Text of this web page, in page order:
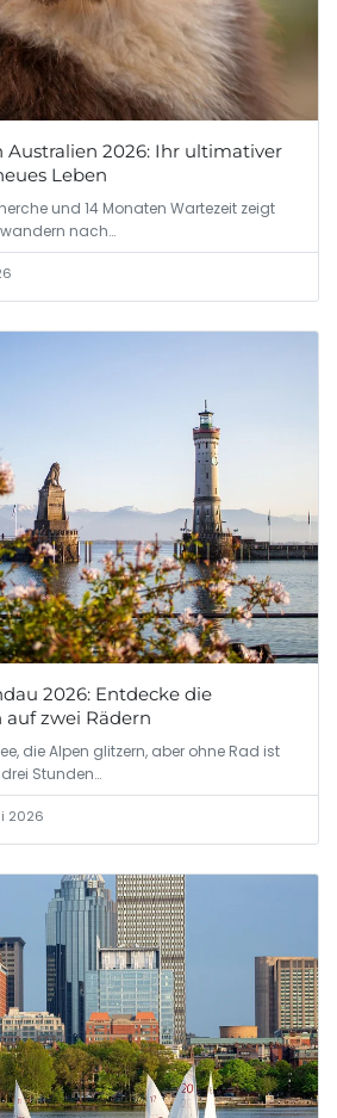
Australien 2026: Ihr ultimativer
Leben
und 14 Monaten Wartezeit zeigt
nach…
2026: Entdecke die
zwei Rädern
die Alpen glitzern, aber ohne Rad ist
Stunden…
2026